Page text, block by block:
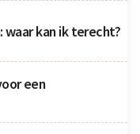
waar kan ik terecht?
een